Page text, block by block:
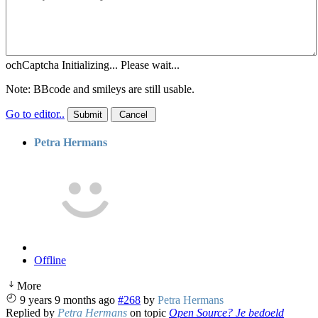
ochCaptcha Initializing... Please wait...
Note: BBcode and smileys are still usable.
Go to editor..
Petra Hermans
Offline
More
9 years 9 months ago #268 by Petra Hermans
Replied by Petra Hermans on topic Open Source? Je bedoeld